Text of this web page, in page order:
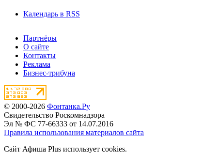
Календарь в RSS
Партнёры
О сайте
Контакты
Реклама
Бизнес-трибуна
© 2000-2026 Фонтанка.Ру
Свидетельство Роскомнадзора
Эл № ФС 77-66333 от 14.07.2016
Правила использования материалов сайта
Сайт Афиша Plus использует cookies.